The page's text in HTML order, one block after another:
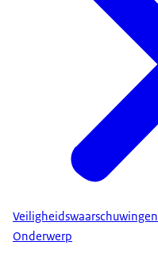
Veiligheidswaarschuwingen
Onderwerp